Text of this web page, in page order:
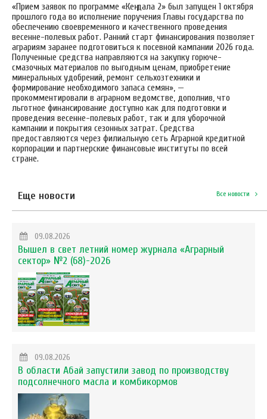
«Прием заявок по программе «Кең дала 2» был запущен 1 октября
прошлого года во исполнение поручения Главы государства по
обеспечению своевременного и качественного проведения
весенне-полевых работ. Ранний старт финансирования позволяет
аграриям заранее подготовиться к посевной кампании 2026 года.
Полученные средства направляются на закупку горюче-
смазочных материалов по выгодным ценам, приобретение
минеральных удобрений, ремонт сельхозтехники и
формирование необходимого запаса семян», —
прокомментировали в аграрном ведомстве, дополнив, что
льготное финансирование доступно как для подготовки и
проведения весенне-полевых работ, так и для уборочной
кампании и покрытия сезонных затрат. Средства
предоставляются через филиальную сеть Аграрной кредитной
корпорации и партнерские финансовые институты по всей
стране.
Еще новости Все новости
09.08.2026
Вышел в свет летний номер журнала «Аграрный
сектор» №2 (68)-2026
09.08.2026
В области Абай запустили завод по производству
подсолнечного масла и комбикормов